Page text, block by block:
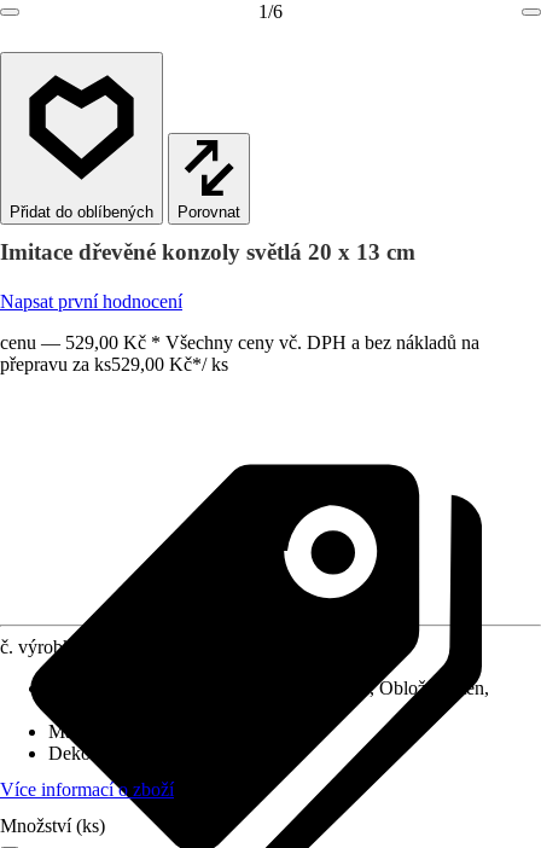
1/6
Porovnat
Imitace dřevěné konzoly světlá 20 x 13 cm
Napsat první hodnocení
cenu — 529,00 Kč * Všechny ceny vč. DPH a bez nákladů na
přepravu za ks529,00 Kč*/ ks
č. výrobku
Nástěnné dekorace, Dekorace, Obložení stěn,
Materiál
Dekor / vzor
Více informací o zboží
Množství (ks)